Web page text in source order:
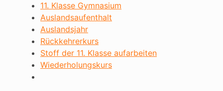
11. Klasse Gymnasium
Auslandsaufenthalt
Auslandsjahr
Rückkehrerkurs
Stoff der 11. Klasse aufarbeiten
Wiederholungskurs